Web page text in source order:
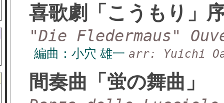
喜歌劇「こうもり」
"Die Fledermaus"
編曲：小穴 雄一 arr: Yuichi
間奏曲「蛍の舞曲」